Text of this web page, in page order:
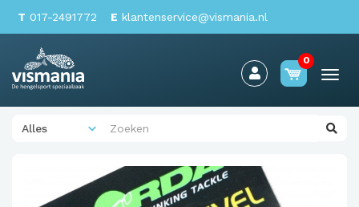
T 017-2491772 E klantenservice@vismania.nl
0